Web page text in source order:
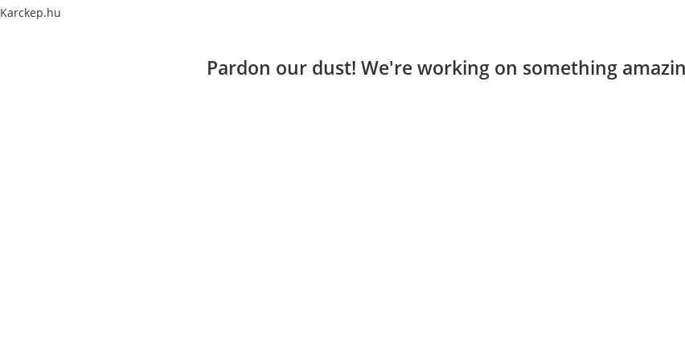
Karckep.hu
Pardon our dust! We're working on something